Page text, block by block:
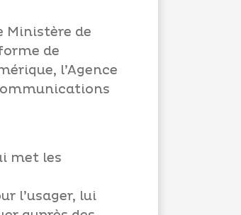
Ministère de
de
l’Agence
met les
l’usager, lui